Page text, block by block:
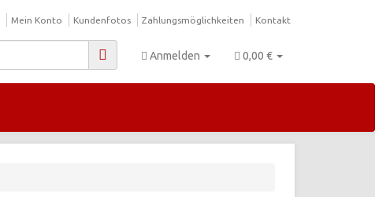
Mein Konto Kundenfotos Zahlungsmöglichkeiten Kontakt
Anmelden 0,00 €